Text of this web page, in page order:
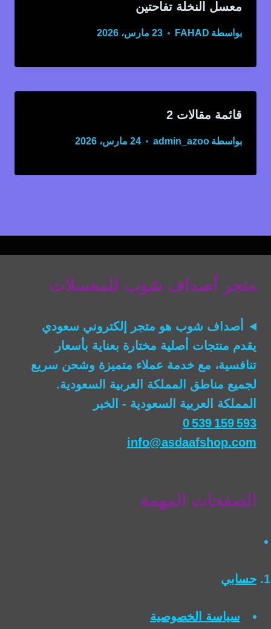
معسل النخلة تفاحتين
بواسطة FAHAD 23 مارس، 2026
قائمة مقالات 2
بواسطة admin_azoo 24 مارس، 2026
متجر أصداف شوب للمعسلات
أصداف شوب هو متجر إلكتروني سعودي
يقدم منتجات أصلية مختارة بعناية بأسعار
تنافسية، مع خدمة عملاء متميزة وشحن سريع
لجميع مناطق المملكة العربية السعودية.
المملكة العربية السعودية - الخبر
0 539 159 593
info@asdaafshop.com
الصفحات المهمة
حسابي
سياسة الخصوصية